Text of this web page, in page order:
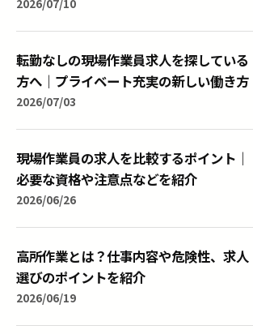
転勤なしの現場作業員求人を探している
方へ｜プライベート充実の新しい働き方
2026/07/03
現場作業員の求人を比較するポイント｜
必要な資格や注意点などを紹介
2026/06/26
高所作業とは？仕事内容や危険性、求人
選びのポイントを紹介
2026/06/19